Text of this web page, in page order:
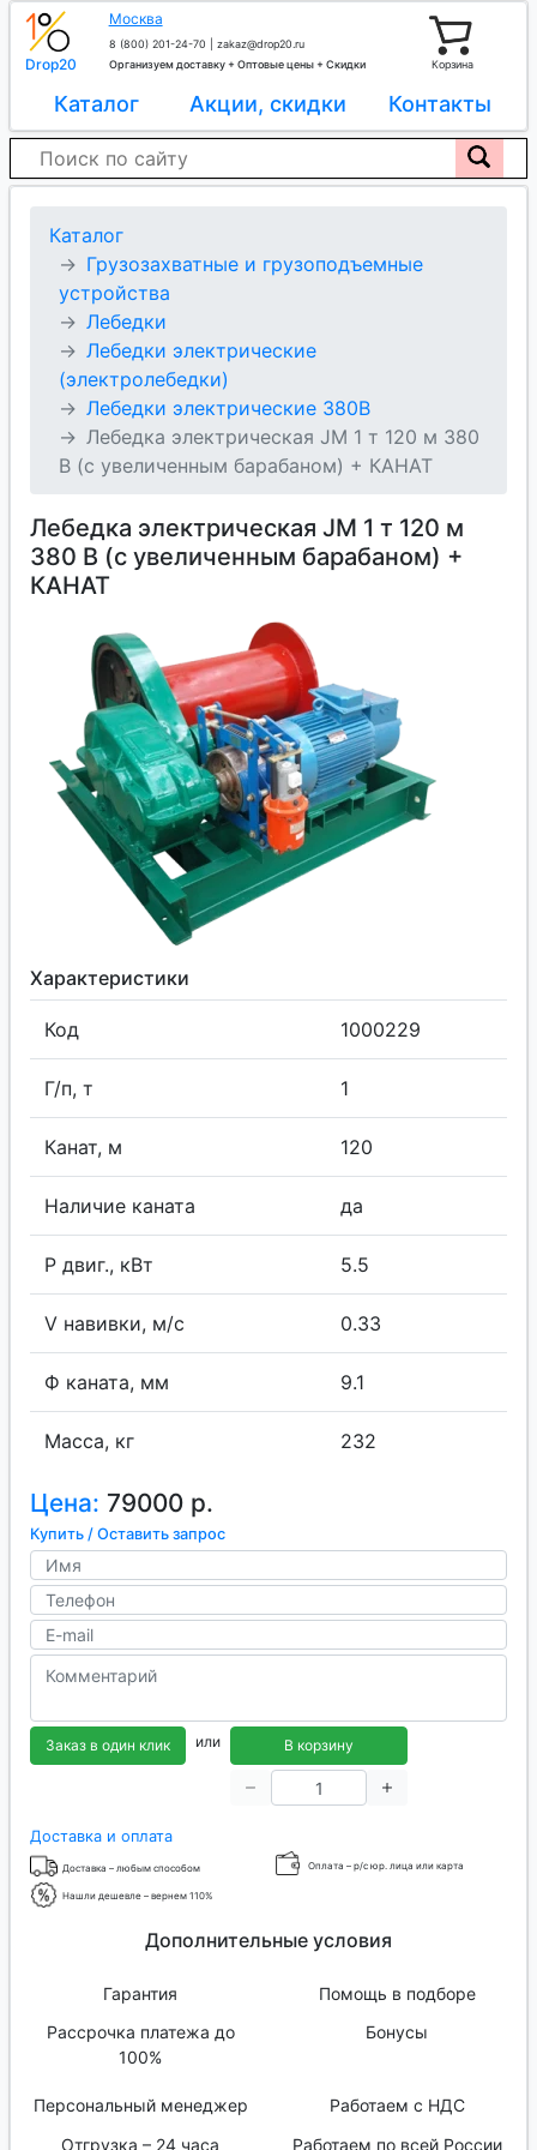
Drop20
Москва
8 (800) 201-24-70
zakaz@drop20.ru
Организуем доставку + Оптовые цены + Скидки
Корзина
Каталог Акции, скидки Контакты
Каталог
Грузозахватные и грузоподъемные
устройства
Лебедки
Лебедки электрические
(электролебедки)
Лебедки электрические 380В
Лебедка электрическая JM 1 т 120 м 380
В (с увеличенным барабаном) + КАНАТ
Лебедка электрическая JM 1 т 120 м
380 В (с увеличенным барабаном) +
КАНАТ
Характеристики
Код 1000229
Г/п, т 1
Канат, м 120
Наличие каната да
P двиг., кВт 5.5
V навивки, м/с 0.33
Ф каната, мм 9.1
Масса, кг 232
Цена: 79000 р.
Купить / Оставить запрос
Заказ в один клик или В корзину
Доставка и оплата
Доставка – любым способом Оплата – р/с юр. лица или карта
Нашли дешевле – вернем 110%
Дополнительные условия
Гарантия
Помощь в подборе
Рассрочка платежа до
100%
Бонусы
Персональный менеджер
Работаем с НДС
Отгрузка – 24 часа
Работаем по всей России